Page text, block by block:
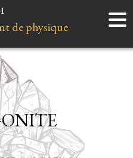
Accueil
Instruments
Liens et ressources
de physique